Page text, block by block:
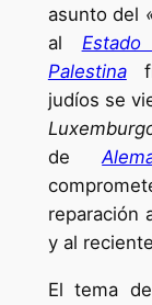
asunto del
al
Palestina
judíos se
de
reparación
y al
El tema